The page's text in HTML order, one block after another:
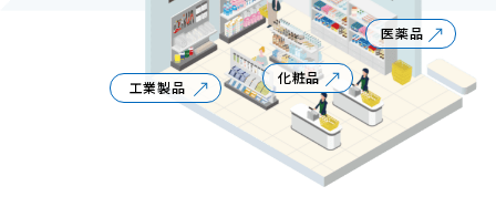
医薬品
化粧品
工業製品